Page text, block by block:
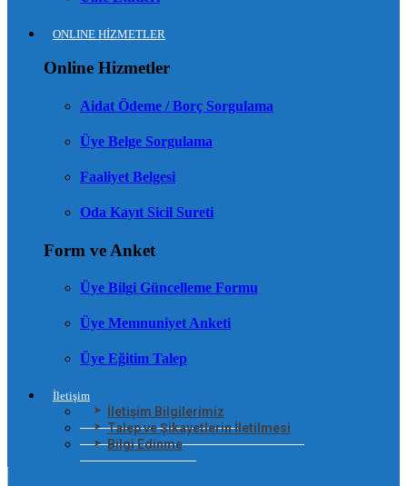
ONLINE HİZMETLER
Online Hizmetler
Aidat Ödeme / Borç Sorgulama
Üye Belge Sorgulama
Faaliyet Belgesi
Oda Kayıt Sicil Sureti
Form ve Anket
Üye Bilgi Güncelleme Formu
Üye Memnuniyet Anketi
Üye Eğitim Talep
İletişim
İletişim Bilgilerimiz
Talep ve Şikayetlerin İletilmesi
Bilgi Edinme